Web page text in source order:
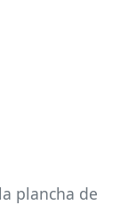
plancha de